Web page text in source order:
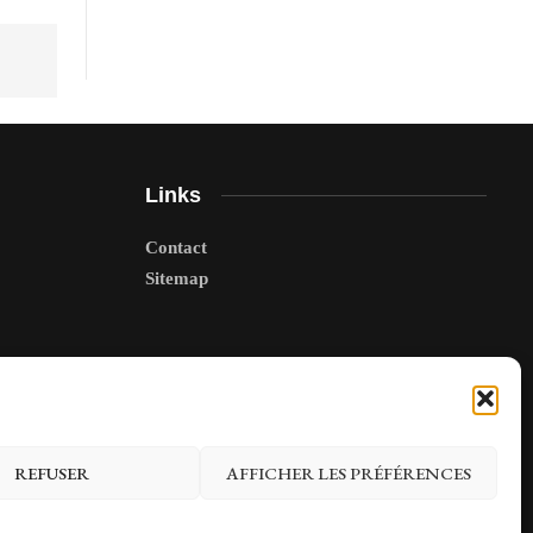
REFUSER AFFICHER LES PRÉFÉRENCES
Links
Contact
Sitemap